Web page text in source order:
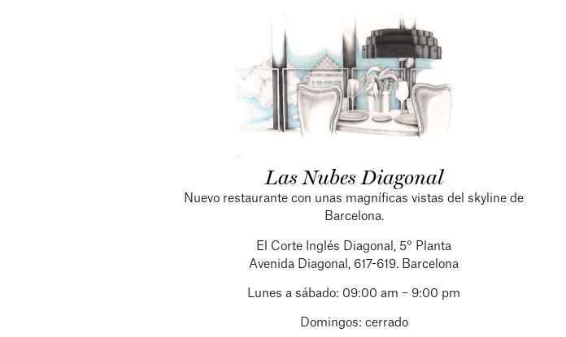
Las Nubes Diagonal
Nuevo restaurante con unas magníficas vistas del skyline de
Barcelona.
El Corte Inglés Diagonal, 5° Planta
Avenida Diagonal, 617-619. Barcelona
Lunes a sábado: 09:00 am – 9:00 pm
Domingos: cerrado